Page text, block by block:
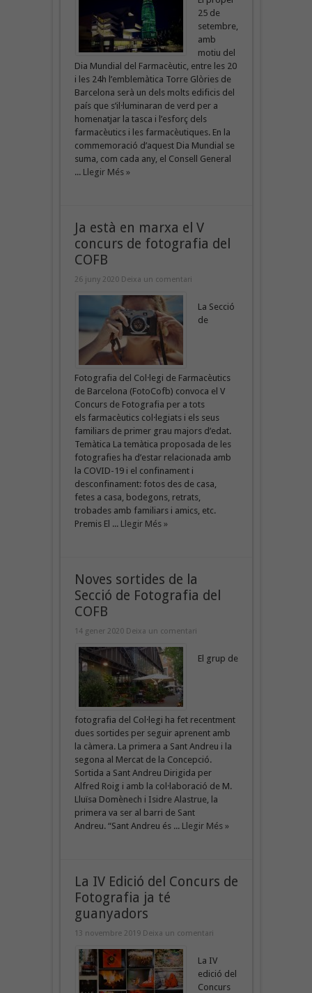
25 de
setembre,
amb
motiu del
Dia Mundial del Farmacèutic, entre les 20
i les 24h l’emblemàtica Torre Glòries de
Barcelona serà un dels molts edificis del
país que s’il·luminaran de verd per a
homenatjar la tasca i l’esforç dels
farmacèutics i les farmacèutiques. En la
commemoració d’aquest Dia Mundial se
suma, com cada any, el Consell General
... Llegir Més »
Ja està en marxa el V
concurs de fotografia del
COFB
26 juny 2020 Deixa un comentari
La Secció
de
Fotografia del Col·legi de Farmacèutics
de Barcelona (FotoCofb) convoca el V
Concurs de Fotografia per a tots
els farmacèutics col·legiats i els seus
familiars de primer grau majors d’edat.
Temàtica La temàtica proposada de les
fotografies ha d’estar relacionada amb
la COVID-19 i el confinament i
desconfinament: fotos des de casa,
fetes a casa, bodegons, retrats,
trobades amb familiars i amics, etc.
Premis El ... Llegir Més »
Noves sortides de la
Secció de Fotografia del
COFB
14 gener 2020 Deixa un comentari
El grup de
fotografia del Col·legi ha fet recentment
dues sortides per seguir aprenent amb
la càmera. La primera a Sant Andreu i la
segona al Mercat de la Concepció.
Sortida a Sant Andreu Dirigida per
Alfred Roig i amb la col·laboració de M.
Lluïsa Domènech i Isidre Alastrue, la
primera va ser al barri de Sant
Andreu. “Sant Andreu és ... Llegir Més »
La IV Edició del Concurs de
Fotografia ja té
guanyadors
13 novembre 2019 Deixa un comentari
La IV
edició del
Concurs